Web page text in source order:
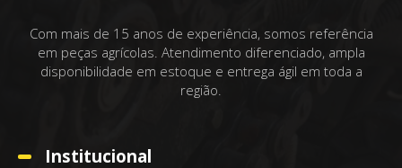
Com mais de 15 anos de experiência, somos referência
em peças agrícolas. Atendimento diferenciado, ampla
disponibilidade em estoque e entrega ágil em toda a
região.
Institucional